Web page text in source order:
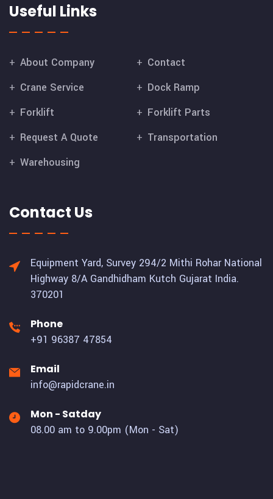
Useful Links
About Company
Contact
Crane Service
Dock Ramp
Forklift
Forklift Parts
Request A Quote
Transportation
Warehousing
Contact Us
Equipment Yard, Survey 294/2 Mithi Rohar National
Highway 8/A Gandhidham Kutch Gujarat India.
370201
Phone
+91 96387 47854
Email
info@rapidcrane.in
Mon - Satday
08.00 am to 9.00pm (Mon - Sat)